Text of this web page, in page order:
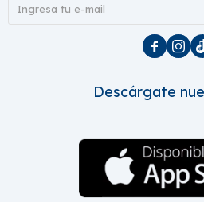
 
Descárgate